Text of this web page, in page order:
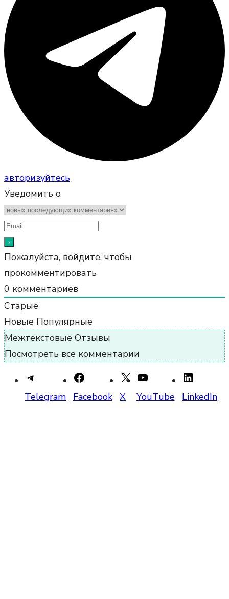
авторизуйтесь
Уведомить о
Пожалуйста, войдите, чтобы
прокомментировать
0 комментариев
Старые
Новые Популярные
Межтекстовые Отзывы
Посмотреть все комментарии
Telegram Facebook X YouTube LinkedIn